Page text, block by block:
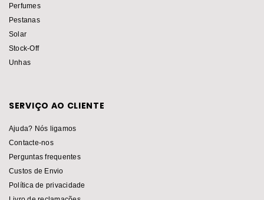
Perfumes
Pestanas
Solar
Stock-Off
Unhas
SERVIÇO AO CLIENTE
Ajuda? Nós ligamos
Contacte-nos
Perguntas frequentes
Custos de Envio
Política de privacidade